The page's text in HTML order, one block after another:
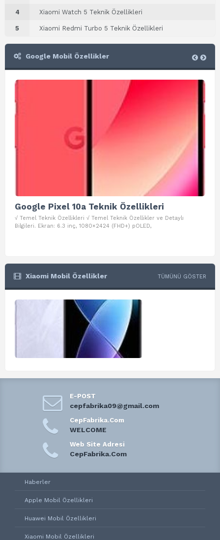
4 Xiaomi Watch 5 Teknik Özellikleri
5 Xiaomi Redmi Turbo 5 Teknik Özellikleri
Google Mobil Özellikler
Google Pixel 10a Teknik Özellikleri
√ Temel Teknik Özellikleri √ Temel Teknik Özellikler ve Detaylı
Bilgileri. Ekran: 6.3 inç, 1080×2424 (FHD+) pOLED,
Xiaomi Mobil Özellikler TÜMÜNÜ GÖSTER
E-POST
cepfabrika09@gmail.com
CepFabrika.Com
WELCOME
Web Site Adresi
CepFabrika.Com
Haberler
Apple Mobil Özellikleri
Huawei Mobil Özellikleri
Xiaomi Mobil Özellikleri